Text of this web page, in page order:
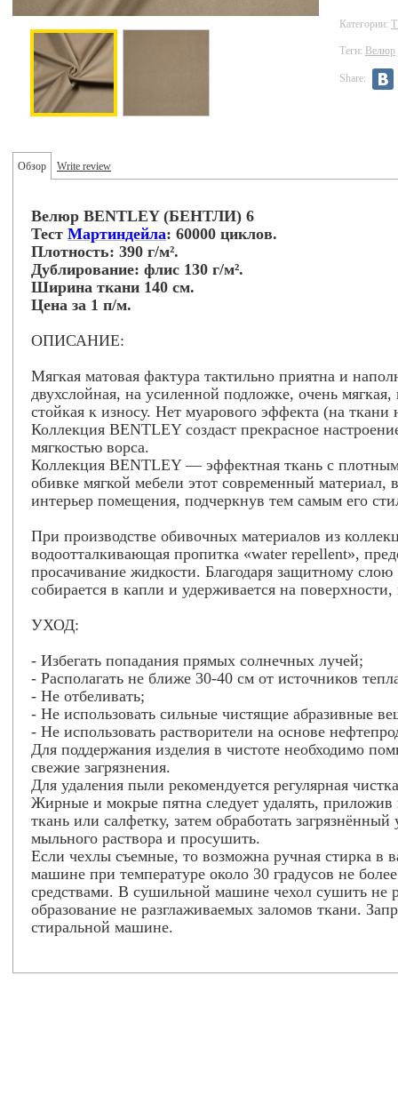
Категории:
Теги: Велюр
Share:
Обзор Write review
Велюр BENTLEY (БЕНТЛИ) 6
Тест Мартиндейла: 60000 циклов.
Плотность: 390 г/м².
Дублирование: флис 130 г/м².
Ширина ткани 140 см.
Цена за 1 п/м.
ОПИСАНИЕ:
Мягкая матовая фактура тактильно приятна и
двухслойная, на усиленной подложке, очень
стойкая к износу. Нет муарового эффекта (на ткани
Коллекция BENTLEY создаст прекрасное
мягкостью ворса.
Коллекция BENTLEY — эффектная ткань с
обивке мягкой мебели этот современный материал,
интерьер помещения, подчеркнув тем самым его
При производстве обивочных материалов из
водоотталкивающая пропитка «water repellent»,
просачивание жидкости. Благодаря защитному
собирается в капли и удерживается на
УХОД:
- Избегать попадания прямых солнечных лучей;
- Располагать не ближе 30-40 см от источников
- Не отбеливать;
- Не использовать сильные чистящие абразивные
- Не использовать растворители на основе
Для поддержания изделия в чистоте необходимо
свежие загрязнения.
Для удаления пыли рекомендуется регулярная
Жирные и мокрые пятна следует удалять,
ткань или салфетку, затем обработать
мыльного раствора и просушить.
Если чехлы съемные, то возможна ручная стирка в
машине при температуре около 30 градусов не
средствами. В сушильной машине чехол сушить не
образование не разглаживаемых заломов ткани.
стиральной машине.